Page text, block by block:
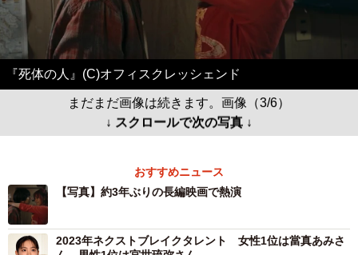
『死体の人』(C)オフィスクレッシェンド
まだまだ画像は続きます。画像（3/6）
↓ スクロールで次の写真 ↓
おすすめニュース
【写真】約3年ぶりの長編映画で熱演
2023年ネクストブレイクタレント 女性1位は當真あみさ